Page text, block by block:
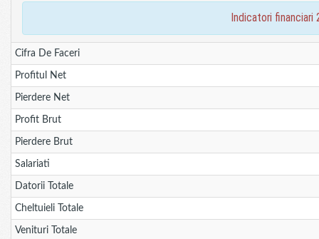
indicatori financiari
Cifra De Faceri
Profitul Net
Pierdere Net
Profit Brut
Pierdere Brut
Salariati
Datorii Totale
Cheltuieli Totale
Venituri Totale